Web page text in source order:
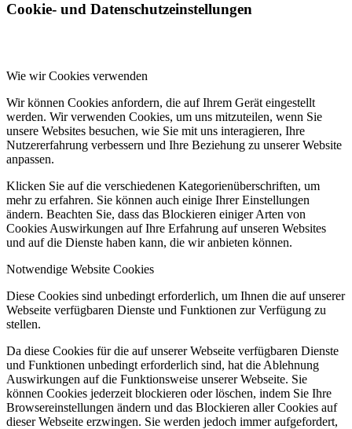
Cookie- und Datenschutzeinstellungen
Wie wir Cookies verwenden
Wir können Cookies anfordern, die auf Ihrem Gerät eingestellt
werden. Wir verwenden Cookies, um uns mitzuteilen, wenn Sie
unsere Websites besuchen, wie Sie mit uns interagieren, Ihre
Nutzererfahrung verbessern und Ihre Beziehung zu unserer Website
anpassen.
Klicken Sie auf die verschiedenen Kategorienüberschriften, um
mehr zu erfahren. Sie können auch einige Ihrer Einstellungen
ändern. Beachten Sie, dass das Blockieren einiger Arten von
Cookies Auswirkungen auf Ihre Erfahrung auf unseren Websites
und auf die Dienste haben kann, die wir anbieten können.
Notwendige Website Cookies
Diese Cookies sind unbedingt erforderlich, um Ihnen die auf unserer
Webseite verfügbaren Dienste und Funktionen zur Verfügung zu
stellen.
Da diese Cookies für die auf unserer Webseite verfügbaren Dienste
und Funktionen unbedingt erforderlich sind, hat die Ablehnung
Auswirkungen auf die Funktionsweise unserer Webseite. Sie
können Cookies jederzeit blockieren oder löschen, indem Sie Ihre
Browsereinstellungen ändern und das Blockieren aller Cookies auf
dieser Webseite erzwingen. Sie werden jedoch immer aufgefordert,